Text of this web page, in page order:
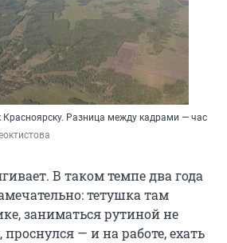
Разница между кадрами — час
В таком темпе два года
тетушка там
заниматься рутиной не
— и на работе, ехать